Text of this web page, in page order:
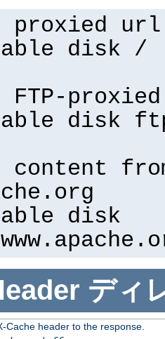
proxied
disk /
FTP-
disk
content
disk
ディ
Cache header to the response.